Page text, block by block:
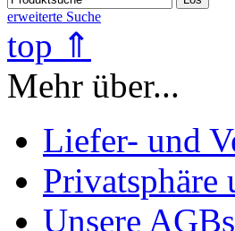
erweiterte Suche
top ⇑
Mehr über...
Liefer- und
Privatsphäre
Unsere AGBs